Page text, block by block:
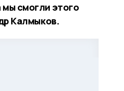
смогли этого
Калмыков.